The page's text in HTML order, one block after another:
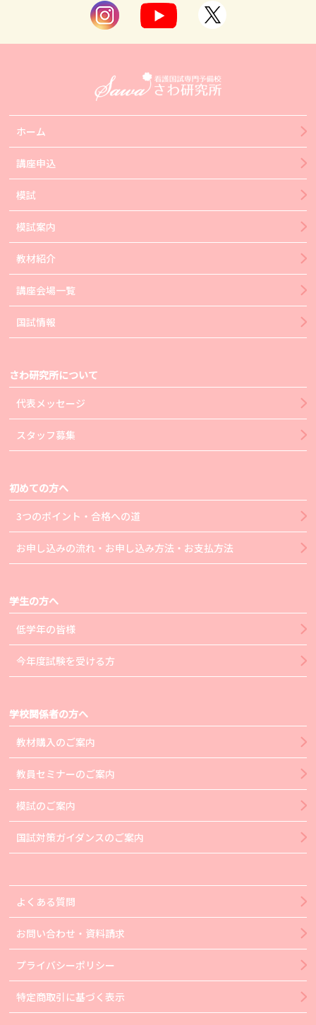
ホーム
講座申込
模試
模試案内
教材紹介
講座会場一覧
国試情報
さわ研究所について
代表メッセージ
スタッフ募集
初めての方へ
3つのポイント・合格への道
お申し込みの流れ・お申し込み方法・お支払方法
学生の方へ
低学年の皆様
今年度試験を受ける方
学校関係者の方へ
教材購入のご案内
教員セミナーのご案内
模試のご案内
国試対策ガイダンスのご案内
よくある質問
お問い合わせ・資料請求
プライバシーポリシー
特定商取引に基づく表示